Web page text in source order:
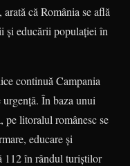
că România se află
şi educării populaţiei în
continuă Campania
În baza unui
pe litoralul românesc se
educare şi
112 în rândul turiştilor